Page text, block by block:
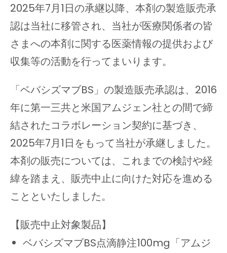
2025年7月1日の承継以降、本剤の製造販売承
認は当社に移管され、当社が医療関係者の皆
さまへの本剤に関する医薬情報の提供および
収集等の活動を行ってまいります。
「ベバシズマブBS」の製造販売承認は、2016
年に第一三共と米国アムジェン社との間で締
結されたコラボレーション契約に基づき、
2025年7月1日をもって当社が承継しました。
本剤の販売については、これまでの検討や経
緯を踏まえ、販売中止に向けた対応を進める
ことといたしました。
【販売中止対象製品】
ベバシズマブBS点滴静注100mg「アムジ